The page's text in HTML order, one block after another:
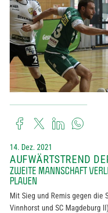
14. Dez. 2021
AUFWÄRTSTREND
ZWEITE MANNSCHAFT
PLAUEN
Mit Sieg und Remis gegen die
Vinnhorst und SC Magdeburg